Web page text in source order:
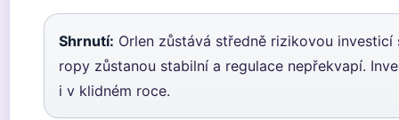
Shrnutí: Orlen zůstává středně rizikovou
ropy zůstanou stabilní a regulace nepřekvapí.
i v klidném roce.